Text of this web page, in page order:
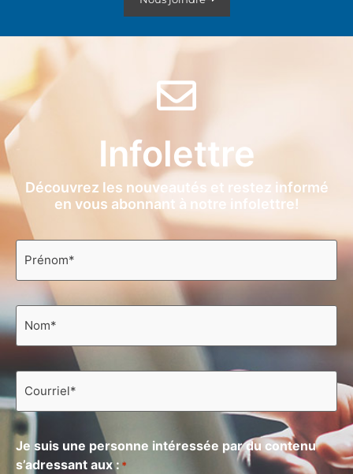
Infolettre
Découvrez les nouveautés et restez informé
en vous abonnant à notre infolettre!
Prénom
Nom
Courriel
Je suis une personne intéressée par du contenu
s’adressant aux : *